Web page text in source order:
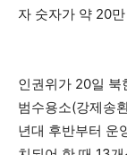
자 숫자가 약 20
인권위가 20일 북
범수용소(강제송
년대 후반부터 운